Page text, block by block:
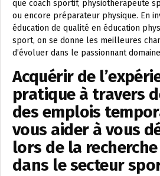
que coach sportif, physiothérapeute
ou encore préparateur physique. En
éducation de qualité en éducation
sport, on se donne les meilleures
d’évoluer dans le passionnant
Acquérir de
pratique à travers
des emplois
vous aider à vous
lors de la
dans le secteur